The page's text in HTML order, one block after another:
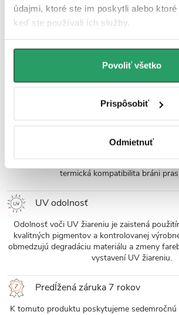
údajmi, ktoré ste im poskytli alebo
keď ste používali ich služby.
Povoliť všetko
Prispôsobiť
Odmietnuť
Jednoduchá montáž
značiek ako Geberit, Grohe, Alcadrain,
minimalizované usadzovanie baktérií a
termická kompatibilita bráni
UV odolnosť
Odolnosť voči UV žiareniu je zaistená
kvalitných pigmentov a kontrolovanej
obmedzujú degradáciu materiálu a zmeny
vystavení UV žiareniu.
Predĺžená záruka 7 rokov
K tomuto produktu poskytujeme sedemročnú